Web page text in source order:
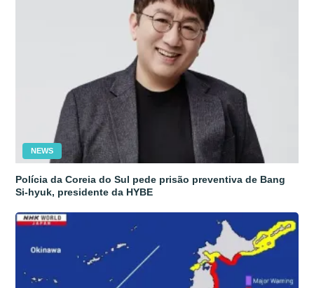
NEWS
Polícia da Coreia do Sul pede prisão preventiva de Bang
Si-hyuk, presidente da HYBE